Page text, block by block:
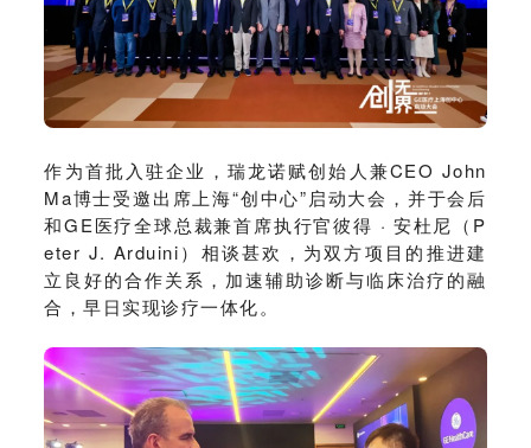
作为首批入驻企业，瑞龙诺赋创始人兼CEO John
Ma博士受邀出席上海“创中心”启动大会，并于会后
和GE医疗全球总裁兼首席执行官彼得 · 安杜尼（P
eter J. Arduini）相谈甚欢，为双方项目的推进建
立良好的合作关系，加速辅助诊断与临床治疗的融
合，早日实现诊疗一体化。